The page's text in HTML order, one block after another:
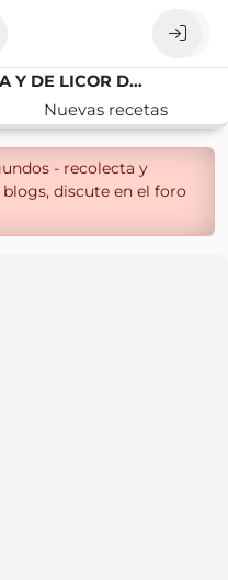
BOMBONES DE MENTA Y DE LICOR DE PIRULETA
Nuevas recetas
- recolecta y
discute en el foro